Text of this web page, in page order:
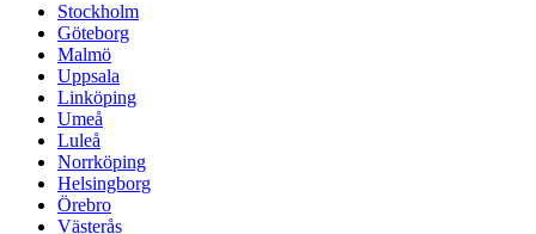
Stockholm
Göteborg
Malmö
Uppsala
Linköping
Umeå
Luleå
Norrköping
Helsingborg
Örebro
Västerås